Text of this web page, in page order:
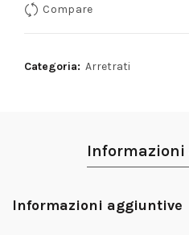
Compare
Categoria: Arretrati
Informazioni aggiuntive